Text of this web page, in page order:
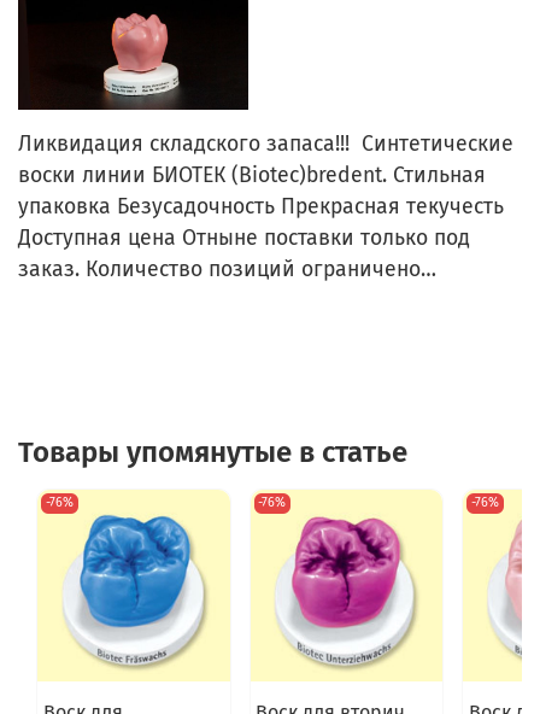
Ликвидация складского запаса!!! Синтетические
воски линии БИОТЕК (Biotec)bredent. Стильная
упаковка Безусадочность Прекрасная текучесть
Доступная цена Отныне поставки только под
заказ. Количество позиций ограничено…
Товары упомянутые в статье
-76% -76% -76%